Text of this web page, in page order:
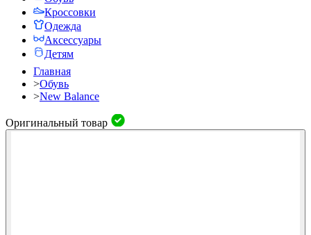
Кроссовки
Одежда
Аксессуары
Детям
Главная
>Обувь
>New Balance
Оригинальный товар